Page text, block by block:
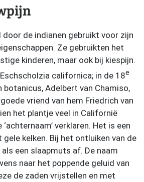
de indianen gebruikt voor zijn
Ze gebruikten het
kinderen, maar ook bij kiespijn.
californica; in de 18e
botanicus, Adelbert van Chamiso,
vriend van hem Friedrich van
het plantje veel in Californië
verklaren. Het is een
kelken. Bij het ontluiken van de
een slaapmuts af. De naam
naar het poppende geluid van
de zaden vrijstellen en met